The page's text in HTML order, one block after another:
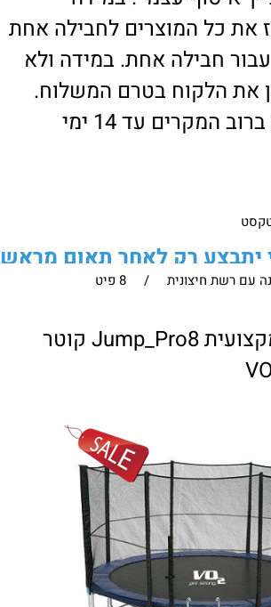
את כל המוצרים לחבילה אחת
חבילה אחת. במידה ולא
את הלקוח בטרם המשלוח.
טיפול בהזמנות ברוב המקרים עד 14 ימי
יתבצע רק לאחר תאום מראש
!
בלבד):
052-8059900
04-8411075
באתר
עם רשת חיצונית / 8 פיט
טרמפולינה מקצועית Jump_Pro8 קוטר